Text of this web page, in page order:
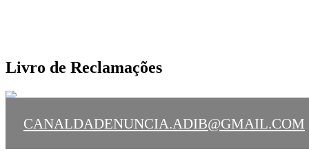
Livro de Reclamações
CANALDADENUNCIA.ADIB@GMAIL.COM